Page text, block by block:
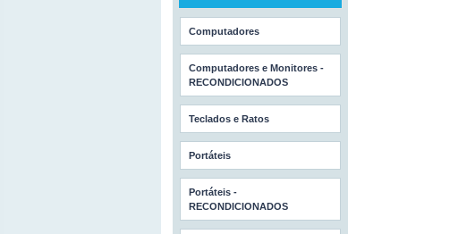
Computadores
Computadores e Monitores -
RECONDICIONADOS
Teclados e Ratos
Portáteis
Portáteis -
RECONDICIONADOS